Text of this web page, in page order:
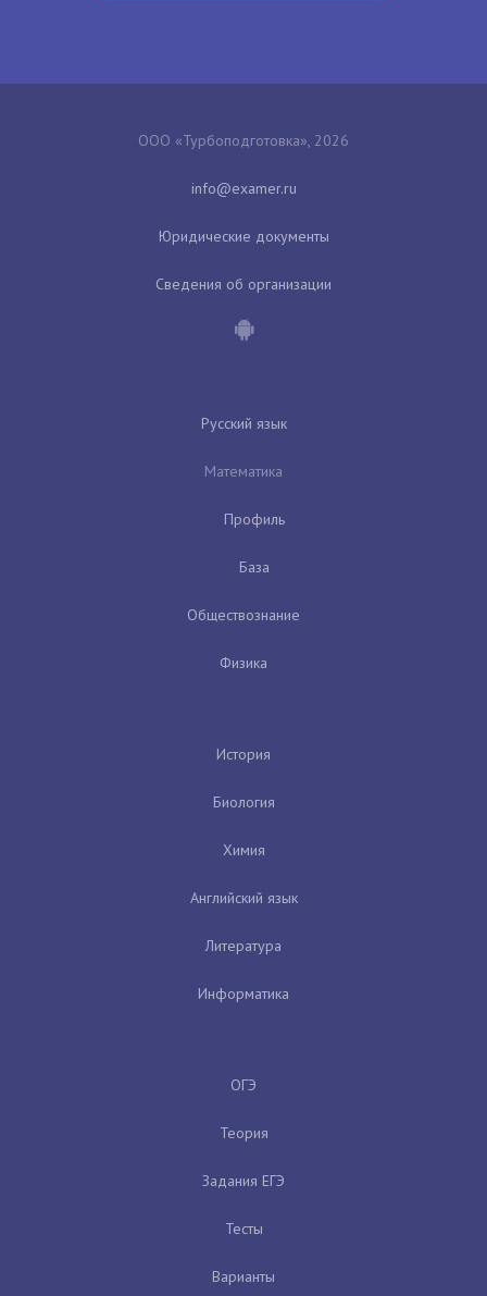
ООО «Турбоподготовка», 2026
Юридические документы
Сведения об организации
Русский язык
Математика
Профиль
База
Обществознание
Физика
История
Биология
Химия
Английский язык
Литература
Информатика
ОГЭ
Теория
Задания ЕГЭ
Тесты
Варианты